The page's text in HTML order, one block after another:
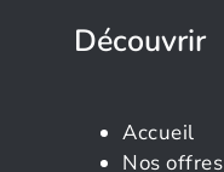
Découvrir
Accueil
Nos offres